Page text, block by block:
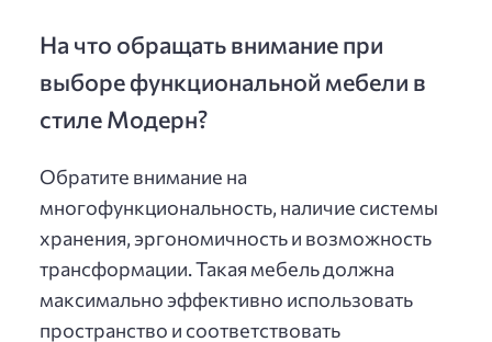
На что обращать внимание при
выборе функциональной мебели в
стиле Модерн?
Обратите внимание на
многофункциональность, наличие системы
хранения, эргономичность и возможность
трансформации. Такая мебель должна
максимально эффективно использовать
пространство и соответствовать